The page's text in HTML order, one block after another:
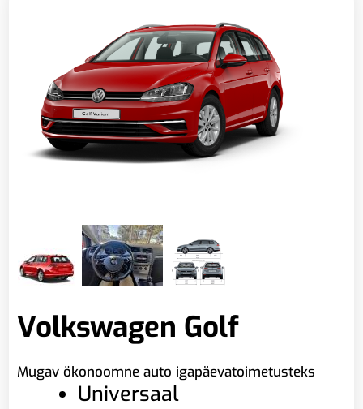
Volkswagen Golf
Mugav ökonoomne auto igapäevatoimetusteks
Universaal